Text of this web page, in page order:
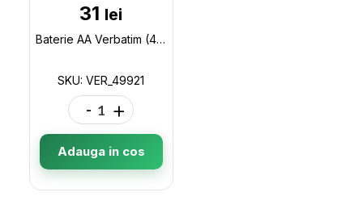
31 lei
Baterie AA Verbatim (4buc/blister) VER_49921
SKU: VER_49921
- +
Adauga in cos